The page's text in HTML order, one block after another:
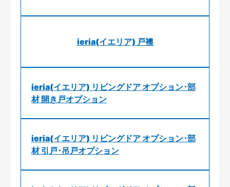
ieria(イエリア) 戸襖
ieria(イエリア) リビングドア オプション･部
材 開き戸オプション
ieria(イエリア) リビングドア オプション･部
材 引戸･吊戸オプション